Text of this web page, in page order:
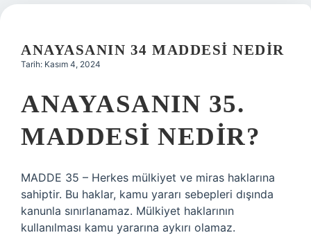
Hakkımızda
ANAYASANIN 34 MADDESI NEDIR
Tarih: Kasım 4, 2024
ANAYASANIN 35.
MADDESI NEDIR?
MADDE 35 – Herkes mülkiyet ve miras haklarına
sahiptir. Bu haklar, kamu yararı sebepleri dışında
kanunla sınırlanamaz. Mülkiyet haklarının
kullanılması kamu yararına aykırı olamaz.